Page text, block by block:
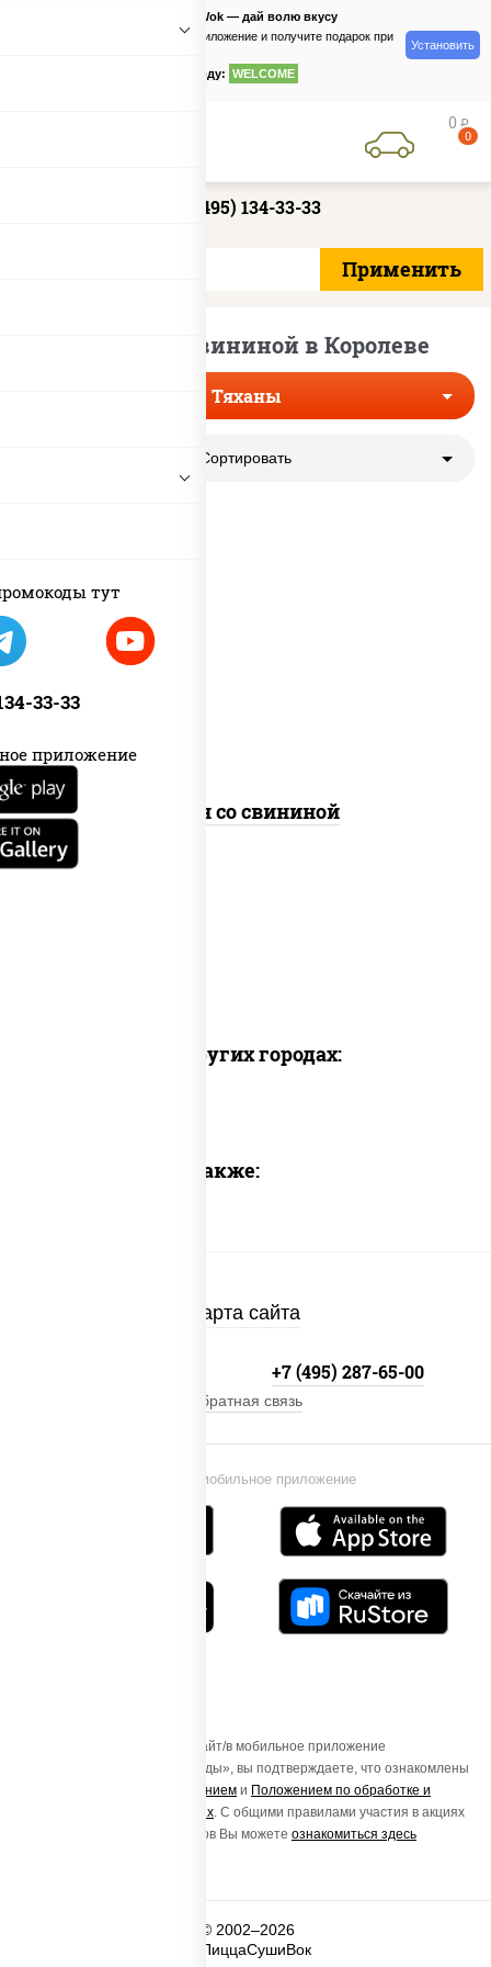
тут
33-33
приложение
PizzaSushiWok — дай волю вкусу
Скачайте приложение и получите подарок при
по промокоду: WELCOME
Установить
0 руб
0
+7 (495) 134-33-33
Тяханы со свининой в Королеве
Тяханы
Сортировать
масло растительное, свинина,
морковь, лук репчатый, перец
болгарский, рис, соус "чесночный",
Тяхан со свининой
Доставка в других городах:
Предлагаем также:
Карта сайта
Установи мобильное приложение
+7 (495) 287-65-00
Обратная связь
Осуществляя вход на этот Сайт/в мобильное приложение
«ПиццаСушиВок - доставка еды», вы подтверждаете, что ознакомлены
Пользовательским соглашением и Положением по обработке и
защите персональных данных. С общими правилами участия в акциях
и порядке получения подарков Вы можете ознакомиться здесь
© 2002–2026
ПиццаСушиВок